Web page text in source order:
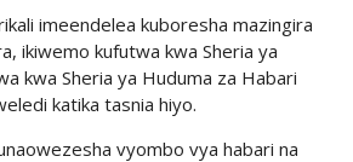
imeendelea kuboresha mazingira
ikiwemo kufutwa kwa Sheria ya
kwa Sheria ya Huduma za Habari
katika tasnia hiyo.
vyombo vya habari na